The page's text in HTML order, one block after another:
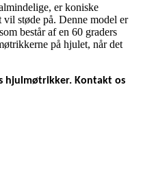
er koniske
støde på. Denne model er
består af en 60 graders
på hjulet, når det
hjulmøtrikker. Kontakt os